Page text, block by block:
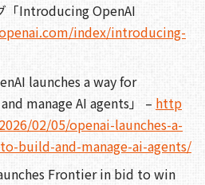
「Introducing OpenAI
index/introducing-
launches a way for
manage AI agents」 – http
02/05/openai-launches-a-
build-and-manage-ai-agents/
Frontier in bid to win